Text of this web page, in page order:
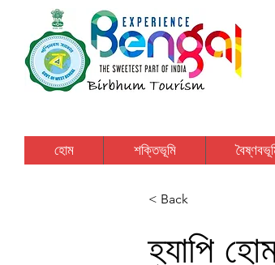
হোম শক্তিভূমি
< Back
হ্যাপি